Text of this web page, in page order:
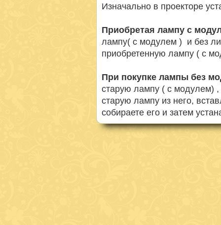
Изначально в проекторе
Приобретая лампу с
лампу( с модулем ) и без
приобретенную лампу ( с
При покупке лампы без
старую лампу ( с модулем) ,
старую лампу из него,
собираете его и затем